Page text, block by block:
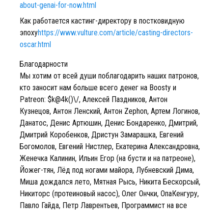
about-genai-for-now.html
Как работается кастинг-директору в постковидную
эпохуhttps://www.vulture.com/article/casting-directors-
oscar.html
Благодарности
Мы хотим от всей души поблагодарить наших патронов,
кто заносит нам больше всего денег на Boosty и
Patreon: $k@4k()\/, Алексей Паздников, Антон
Кузнецов, Антон Ленский, Антон Zephon, Артем Логинов,
Данатос, Денис Артюшин, Денис Бондаренко, Дмитрий,
Дмитрий Коробенков, Дристун Замарашка, Евгений
Богомолов, Евгений Нистлер, Екатерина Александровна,
Женечка Калинин, Ильин Егор (на бусти и на патреоне),
Йожег-тян, Лёд под ногами майора, Лубневский Дима,
Миша дождался лето, Мятная Рысь, Никита Бескорсый,
Никиторс (протеиновый насос), Олег Ончки, ОпаКенгуру,
Павло Гайда, Петр Лаврентьев, Программист на все